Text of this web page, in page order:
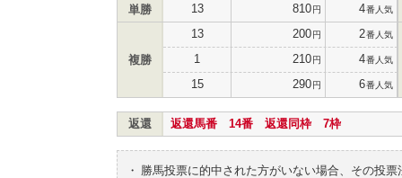
単勝 13 810円 4番人気
複勝
13 200円 2番人気
1 210円 4番人気
15 290円 6番人気
返還 返還馬番 14番 返還同枠 7枠
・
勝馬投票に的中された方がいない場合、その投